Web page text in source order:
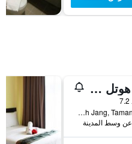
إلمارك هوتل كوانتان
2842, Jalan Wong Ah Jang, Taman Yau, كوانتان, ماليزيا